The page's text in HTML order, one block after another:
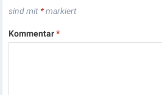
sind mit *markiert
Kommentar*